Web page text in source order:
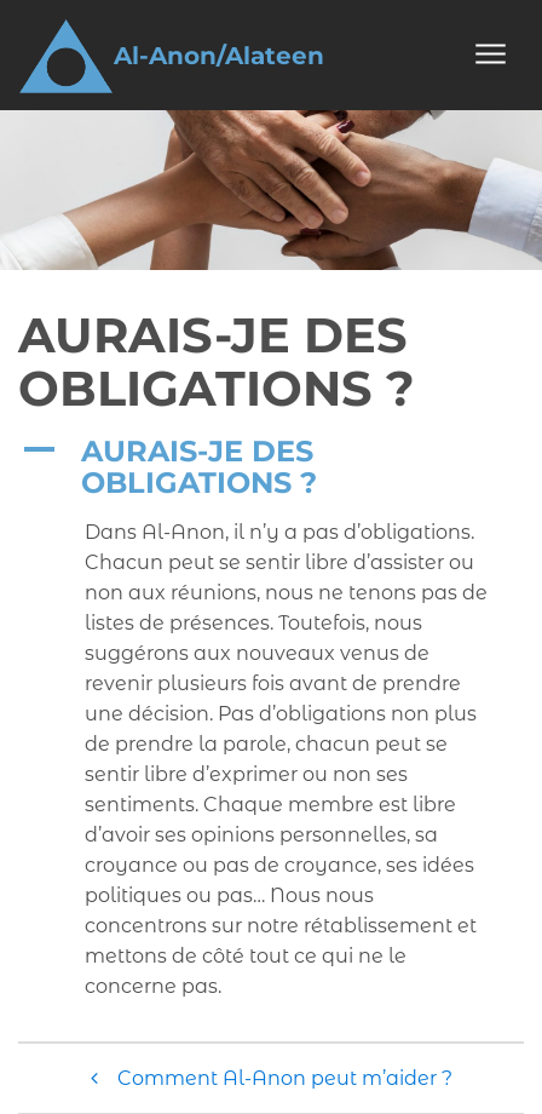
Aller au contenu
AL-ANON/ALATEEN
Al-Anon/Alateen
AURAIS-JE DES
OBLIGATIONS ?
A
AURAIS-JE DES
OBLIGATIONS ?
Dans Al-Anon, il n’y a pas d’obligations.
Chacun peut se sentir libre d’assister ou
non aux réunions, nous ne tenons pas de
listes de présences. Toutefois, nous
suggérons aux nouveaux venus de
revenir plusieurs fois avant de prendre
une décision. Pas d’obligations non plus
de prendre la parole, chacun peut se
sentir libre d’exprimer ou non ses
sentiments. Chaque membre est libre
d’avoir ses opinions personnelles, sa
croyance ou pas de croyance, ses idées
politiques ou pas… Nous nous
concentrons sur notre rétablissement et
mettons de côté tout ce qui ne le
concerne pas.
NAVIGATION DE
Comment Al-Anon peut m’aider ?